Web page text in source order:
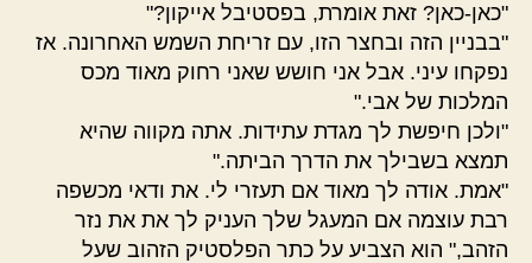
"כאן-כאן? זאת אומרת, בפסטיבל אייקון?"
"בבניין הזה ובחצר הזו, עם זריחת השמש האחרונה. אז
נפקחו עיני. אבל אני חושש שאני רחוק מאוד מכס
המלכות של אבי."
"ולכן חיפשת לך מגדת עתידות. אתה מקווה שהיא
תמצא בשבילך את הדרך הביתה."
"אמת. אודה לך מאוד אם תעזרי לי. את ודאי מכשפה
רבת עוצמה אם המעגל שלך העניק לך את את נזר
הזהב," הוא הצביע על כתר הפלסטיק הזהוב שעל